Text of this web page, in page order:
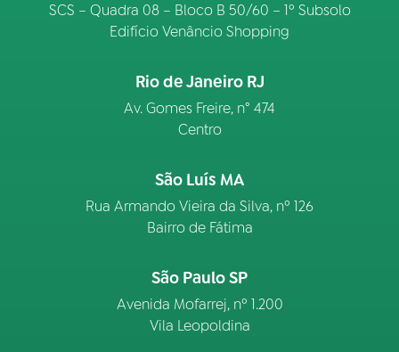
SCS – Quadra 08 – Bloco B 50/60 – 1º Subsolo
Edifício Venâncio Shopping
Rio de Janeiro RJ
Av. Gomes Freire, n° 474
Centro
São Luís MA
Rua Armando Vieira da Silva, nº 126
Bairro de Fátima
São Paulo SP
Avenida Mofarrej, nº 1.200
Vila Leopoldina